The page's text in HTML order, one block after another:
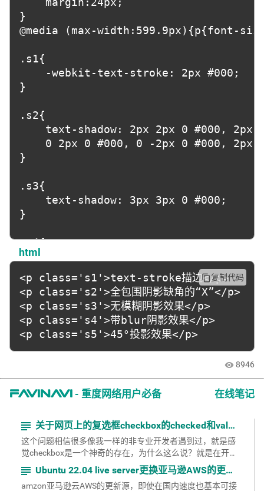
}
@media (max-width:599.9px){p{font-
.s1{
}
.s2{
}
.s3{
}
.s4{
	text-shadow: 0 0 4px #000;
.s5{
	text-shadow: 3px 3px 6px #000;
html
content_copy复制代码
<p class='s1'>text-stroke描边</p>
<p class='s2'>全包围阴影缺角的“X”</p>
<p class='s3'>无模糊阴影效果</p>
<p class='s4'>带blur阴影效果</p>
<p class='s5'>45°投影效果</p>
visibility 8946
favinavi - 重度网络用户必备 在线笔记
subject 关于网页上的复选框checkbox的checked和value的问题
这个问题相信很多像我一样的非专业开发者遇到过，就是感
觉checkbox是一个神奇的存在，为什么这么说？就是在开发
网页过程中，有时候使用checkbox一切顺利，...
subject Ubuntu 22.04 live server更换亚马逊AWS的更新源
amzon亚马逊云AWS的更新源，即使在国内速度也基本可接